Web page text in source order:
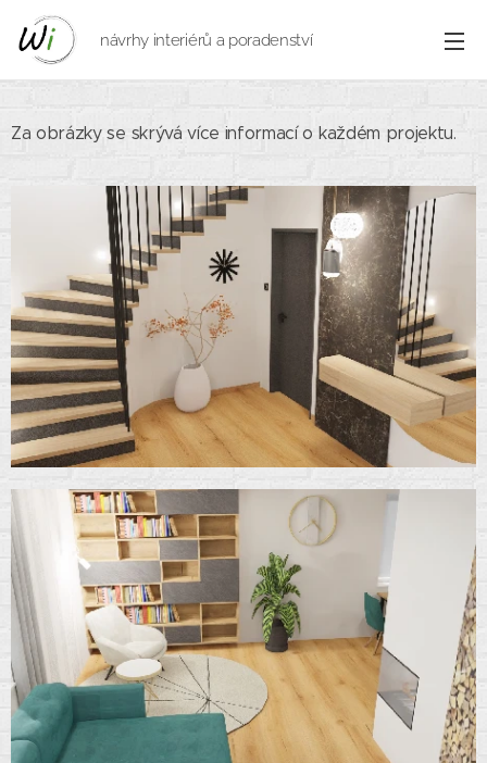
návrhy interiérů a poradenství
Za obrázky se skrývá více informací o každém projektu.